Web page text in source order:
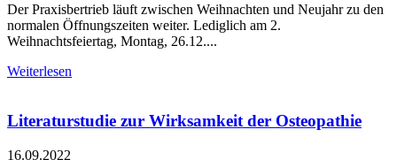
Der Praxisbertrieb läuft zwischen Weihnachten und Neujahr zu den
normalen Öffnungszeiten weiter. Lediglich am 2.
Weihnachtsfeiertag, Montag, 26.12....
Weiterlesen
Literaturstudie zur Wirksamkeit der Osteopathie
16.09.2022